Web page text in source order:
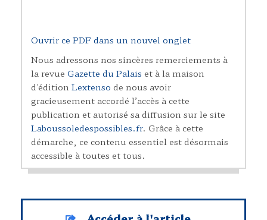
Ouvrir ce PDF dans un nouvel onglet
Nous adressons nos sincères remerciements à
la revue Gazette du Palais et à la maison
d'éditionLextenso de nous avoir
gracieusement accordé l’accès à cette
publication et autorisé sa diffusion sur le site
Laboussoledespossibles.fr. Grâce à cette
démarche, ce contenu essentiel est désormais
accessible à toutes et tous.